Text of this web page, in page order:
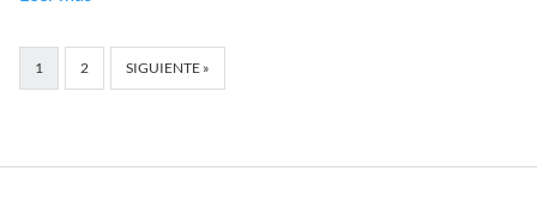
1 2 SIGUIENTE »